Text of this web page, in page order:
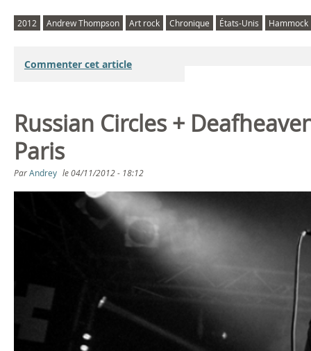
2012 Andrew Thompson Art rock Chronique États-Unis Hammock
Commenter cet article
Russian Circles +
Paris
ParAndrey le04/11/2012 - 18:12